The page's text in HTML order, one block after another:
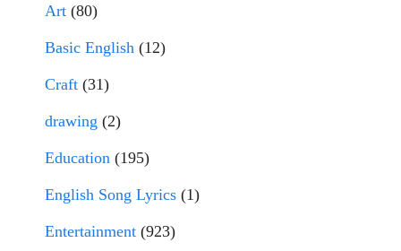
Art (80)
Basic English (12)
Craft (31)
drawing (2)
Education (195)
English Song Lyrics (1)
Entertainment (923)